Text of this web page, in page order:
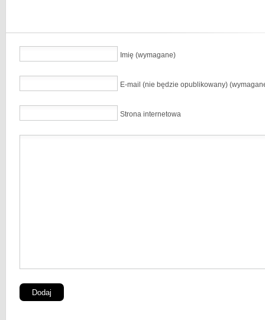
Imię (wymagane)
E-mail (nie będzie opublikowany)
Strona internetowa